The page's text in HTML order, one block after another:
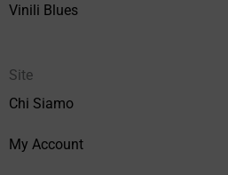
Vinili Blues
Site
Chi Siamo
My Account